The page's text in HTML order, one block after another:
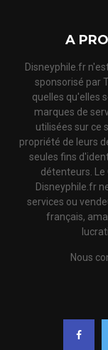
A
Disneyphile.fr
sponsorisé par
quelles qu'elles
marques de
utilisées sur ce
propriété de leurs
seules fins
détenteurs. Le
Disneyphile.fr
services ou
français,
Nous